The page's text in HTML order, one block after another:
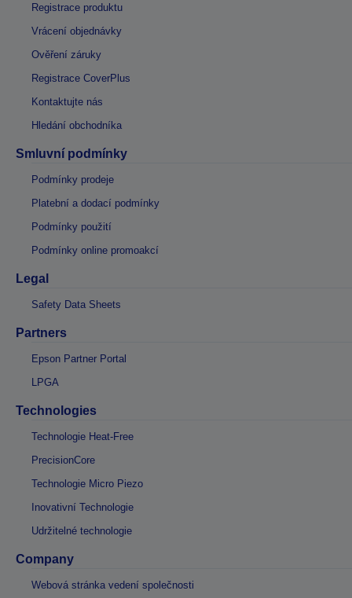
Registrace produktu
Vrácení objednávky
Ověření záruky
Registrace CoverPlus
Kontaktujte nás
Hledání obchodníka
Smluvní podmínky
Podmínky prodeje
Platební a dodací podmínky
Podmínky použití
Podmínky online promoakcí
Legal
Safety Data Sheets
Partners
Epson Partner Portal
LPGA
Technologies
Technologie Heat-Free
PrecisionCore
Technologie Micro Piezo
Inovativní Technologie
Udržitelné technologie
Company
Webová stránka vedení společnosti